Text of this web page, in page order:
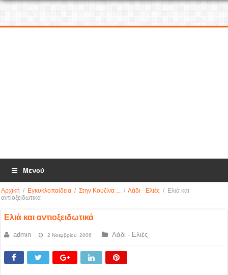
Μενού
Αρχική / Εγκυκλοπαίδεια / Στην Κουζίνα ... / Λάδι - Ελιές / Ελιά και
αντιοξειδωτικά
Ελιά και αντιοξειδωτικά
admin 2 Νοεμβρίου, 2006 Λάδι - Ελιές